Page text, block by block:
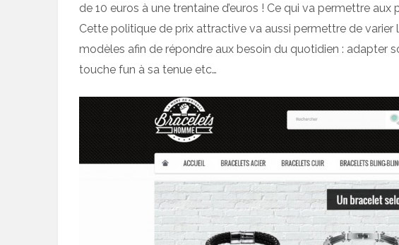
de 10 euros à une trentaine d’euros ! Ce qui va permettre
Cette politique de prix attractive va aussi permettre de varier
modèles afin de répondre aux besoin du quotidien : adapter
touche fun à sa tenue etc…